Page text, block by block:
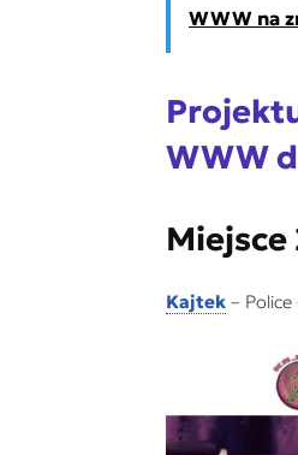
WWW na
WWW
Miejsce
Kajtek –